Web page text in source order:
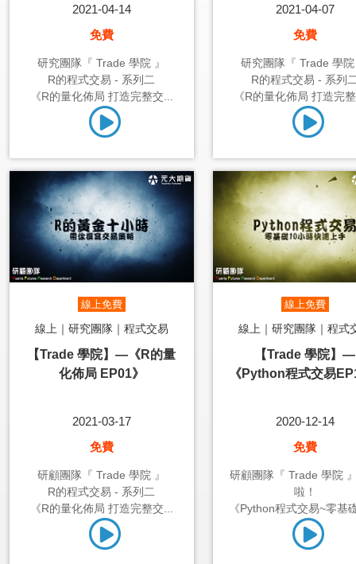
2021-04-14
免費
研究團隊『 Trade 學院 』
R的程式交易 - 系列二
《R的量化佈局 打造完整交...
2021-04-07
免費
研究團隊『 Trade 學
R的程式交易 - 系列
《R的量化佈局 打造完
線上免費
線上｜研究團隊｜程式交易
【Trade 學院】—《R的量
化佈局 EP01》
2021-03-17
免費
研顧團隊『 Trade 學院 』
R的程式交易 - 系列二
《R的量化佈局 打造完整交...
線上免費
線上｜研究團隊｜程式
【Trade 學院】—
《Python程式交易
2020-12-14
免費
研顧團隊『 Trade 學院
啦！
《Python程式交易~零基